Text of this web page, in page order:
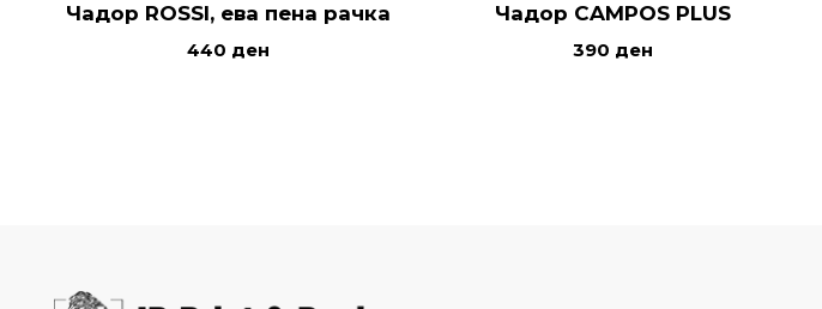
Чадор ROSSI, ева пена рачка
440 ден
Чадор CAMPOS PLUS
390 ден